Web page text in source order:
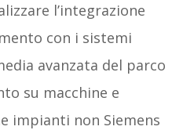
l’integrazione
con i sistemi
avanzata del parco
su macchine e
impianti non Siemens